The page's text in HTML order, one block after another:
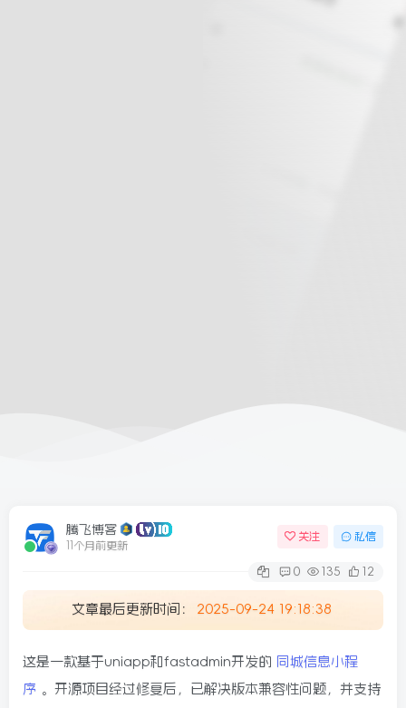
腾飞博客
11个月前更新
关注 私信
0 135 12
文章最后更新时间： 2025-09-24 19:18:38
这是一款基于uniapp和fastadmin开发的 同城信息小程
序 。开源项目经过修复后，已解决版本兼容性问题，并支持